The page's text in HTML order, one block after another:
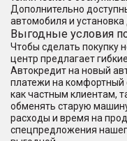
Дополнительно
автомобиля и
Выгодные условия
Чтобы сделать покупку
центр предлагает
Автокредит на новый
платежи на комфортный
как частным клиентам,
обменять старую
расходы и время на
спецпредложения